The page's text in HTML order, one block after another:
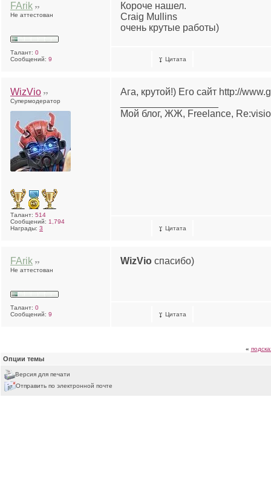
FArik
Не аттестован
Талант: 0
Сообщений: 9
Короче нашел.
Craig Mullins
очень крутые работы)
Цитата
WizVio
Супермодератор
Талант: 514
Сообщений: 1,794
Награды: 3
Ага, крутой!) Его сайт http://
Мой блог, ЖЖ, Freelance,
Цитата
FArik
Не аттестован
Талант: 0
Сообщений: 9
WizVio спасибо)
Цитата
«
Опции темы
Версия для печати
Отправить по электронной почте